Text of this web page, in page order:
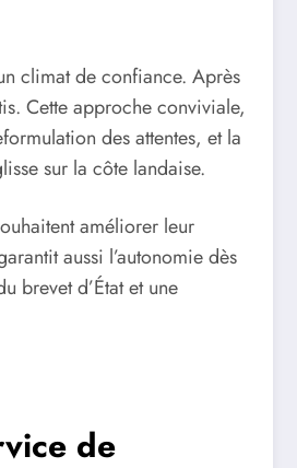
climat de confiance. Après
Cette approche conviviale,
des attentes, et la
sur la côte landaise.
améliorer leur
aussi l’autonomie dès
brevet d’État et une
de